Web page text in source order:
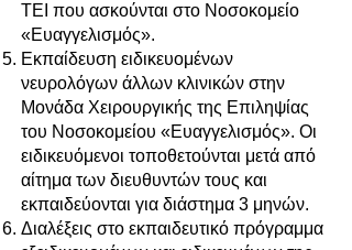
ΤΕΙ που ασκούνται στο Νοσοκομείο
«Ευαγγελισμός».
Εκπαίδευση ειδικευoμένων
νευρολόγων άλλων κλινικών στην
Μονάδα Χειρουργικής της Επιληψίας
του Νοσοκομείου «Ευαγγελισμός». Οι
ειδικευόμενοι τοποθετούνται μετά από
αίτημα των διευθυντών τους και
εκπαιδεύονται για διάστημα 3 μηνών.
Διαλέξεις στο εκπαιδευτικό πρόγραμμα